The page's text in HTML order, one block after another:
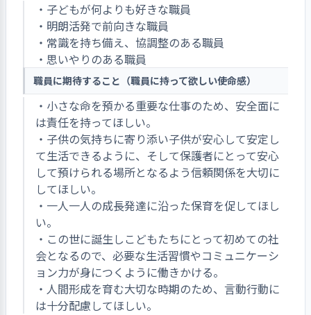
・子どもが何よりも好きな職員
・明朗活発で前向きな職員
・常識を持ち備え、協調整のある職員
・思いやりのある職員
職員に期待すること（職員に持って欲しい使命感）
・小さな命を預かる重要な仕事のため、安全面に
は責任を持ってほしい。
・子供の気持ちに寄り添い子供が安心して安定し
て生活できるように、そして保護者にとって安心
して預けられる場所となるよう信頼関係を大切に
してほしい。
・一人一人の成長発達に沿った保育を促してほし
い。
・この世に誕生しこどもたちにとって初めての社
会となるので、必要な生活習慣やコミュニケーシ
ョン力が身につくように働きかける。
・人間形成を育む大切な時期のため、言動行動に
は十分配慮してほしい。